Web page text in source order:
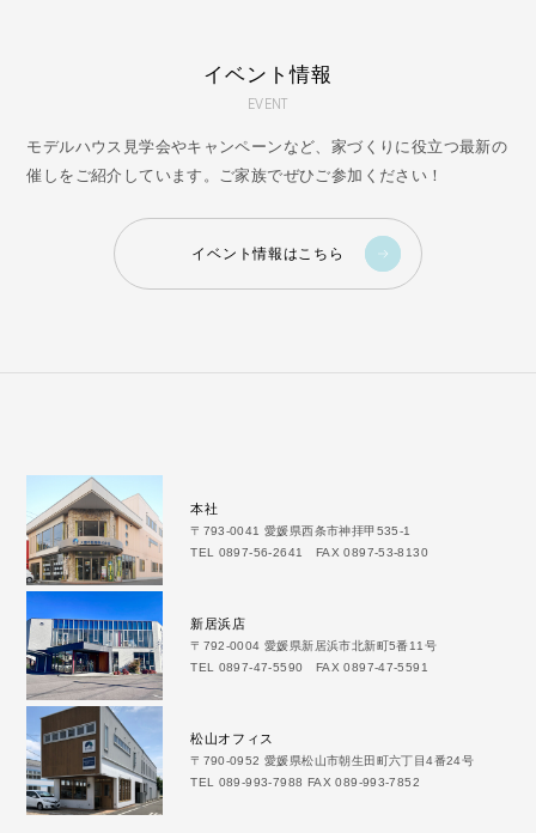
イベント情報
EVENT
モデルハウス見学会やキャンペーンなど、家づくりに役立つ最新の
催しをご紹介しています。ご家族でぜひご参加ください！
イベント情報はこちら
本社
〒793-0041 愛媛県西条市神拝甲535-1
TEL 0897-56-2641 FAX 0897-53-8130
新居浜店
〒792-0004 愛媛県新居浜市北新町5番11号
TEL 0897-47-5590 FAX 0897-47-5591
松山オフィス
〒790-0952 愛媛県松山市朝生田町六丁目4番24号
TEL 089-993-7988 FAX 089-993-7852